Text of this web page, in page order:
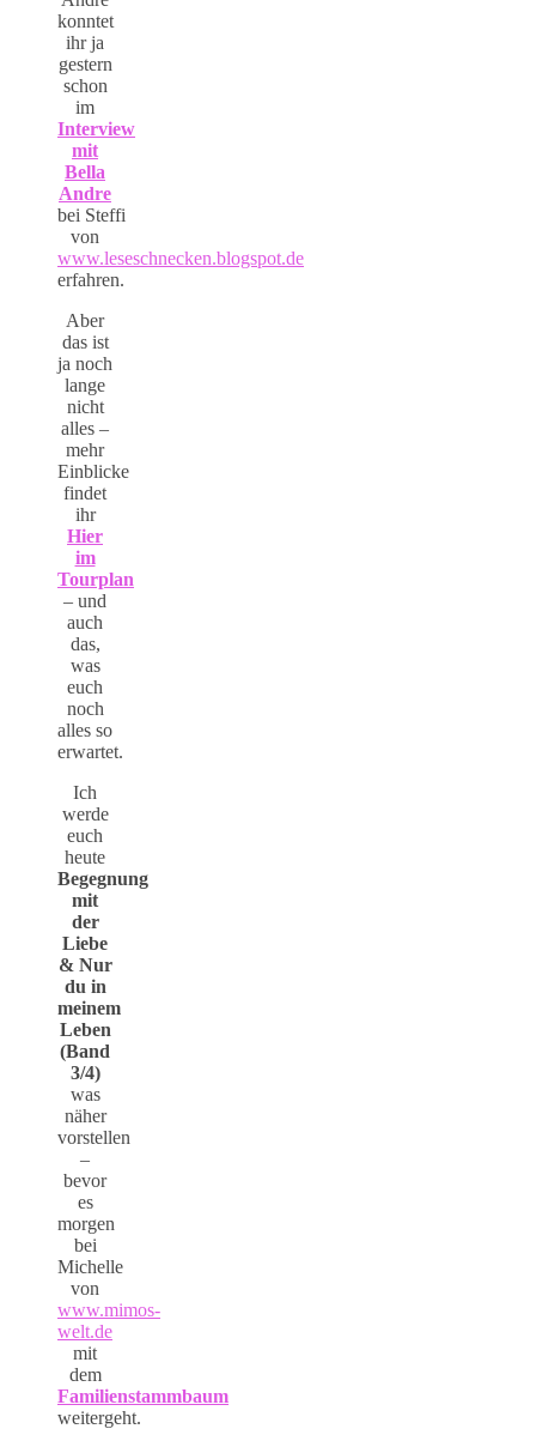
konntet
ihr ja
gestern
schon
im
Interview
mit
Bella
Andre
bei Steffi
von
www.leseschnecken.blogspot.de
erfahren.
Aber
das ist
ja noch
lange
nicht
alles –
mehr
Einblicke
findet
ihr
Hier
im
Tourplan
– und
auch
das,
was
euch
noch
alles so
erwartet.
Ich
werde
euch
heute
Begegnung
mit
der
Liebe
& Nur
du in
meinem
Leben
(Band
3/4)
was
näher
vorstellen
–
bevor
es
morgen
bei
Michelle
von
www.mimos-
welt.de
mit
dem
Familienstammbaum
weitergeht.